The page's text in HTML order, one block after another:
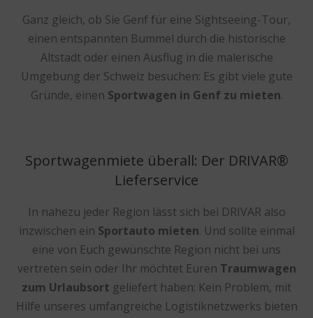
Ganz gleich, ob Sie Genf für eine Sightseeing-Tour,
einen entspannten Bummel durch die historische
Altstadt oder einen Ausflug in die malerische
Umgebung der Schweiz besuchen: Es gibt viele gute
Gründe, einen Sportwagen in Genf zu mieten.
Sportwagenmiete überall: Der DRIVAR®
Lieferservice
In nahezu jeder Region lässt sich bei DRIVAR also
inzwischen ein Sportauto mieten. Und sollte einmal
eine von Euch gewünschte Region nicht bei uns
vertreten sein oder Ihr möchtet Euren Traumwagen
zum Urlaubsort geliefert haben: Kein Problem, mit
Hilfe unseres umfangreiche Logistiknetzwerks bieten